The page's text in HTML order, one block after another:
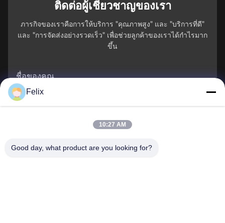
ติดต่อผู้เชี่ยวชาญของเรา
ภารกิจของเราคือการให้บริการ "คุณภาพสูง" และ "บริการที่ดี"
และ "การจัดส่งอย่างรวดเร็ว" เพื่อช่วยลูกค้าของเราได้กําไรมาก
ขึ้น
ชื่อของคุณ
หมายเลขโทรศัพท์
อีเมล*
Felix
10:27 AM
Good day, what product are you looking for?